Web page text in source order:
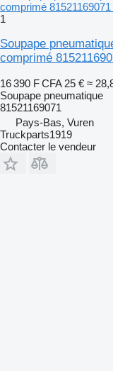
1
Soupape
comprimé
16 390 F CFA 25 € ≈
Soupape pneumatique
81521169071
Pays-Bas, Vuren
Truckparts1919
Contacter le vendeur